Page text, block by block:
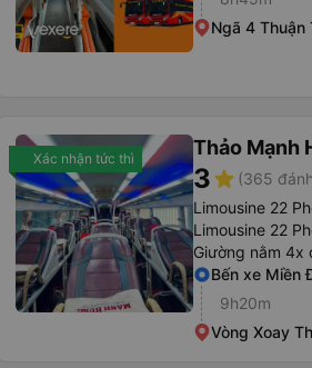
Ngã 4 Thuận
Xác nhận tức thì Thảo Mạnh
3star (365
Limousine 22
Limousine 22
Giường nằm 4x
Bến xe Miền
9h20m
Vòng Xoay